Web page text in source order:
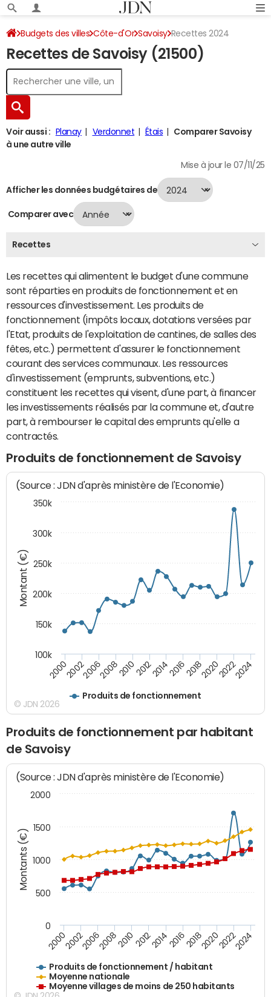
Budgets des villes Côte-d'Or Savoisy Recettes 2024
Recettes de Savoisy (21500)
Voir aussi : Planay Verdonnet Étais
Comparer Savoisy
à une autre ville
Mise à jour le 07/11/25
Afficher les données budgétaires de
Comparer avec
Recettes
Les recettes qui alimentent le budget d'une commune
sont réparties en produits de fonctionnement et en
ressources d'investissement. Les produits de
fonctionnement (impôts locaux, dotations versées par
l'Etat, produits de l'exploitation de cantines, de salles des
fêtes, etc.) permettent d'assurer le fonctionnement
courant des services communaux. Les ressources
d'investissement (emprunts, subventions, etc.)
constituent les recettes qui visent, d'une part, à financer
les investissements réalisés par la commune et, d'autre
part, à rembourser le capital des emprunts qu'elle a
contractés.
Produits de fonctionnement de Savoisy
Montant (€)
(Source : JDN d'après ministère de l'Economie)
Produits de fonctionnement
200020022006200820102012201420162018202020222024
100k
150k
200k
250k
300k
350k
© JDN 2026
Produits de fonctionnement par habitant
de Savoisy
Montants (€)
(Source : JDN d'après ministère de l'Economie)
Produits de fonctionnement / habitant
Moyenne nationale
Moyenne villages de moins de 250 habitants
200020022006200820102012201420162018202020222024
0
500
1000
1500
2000